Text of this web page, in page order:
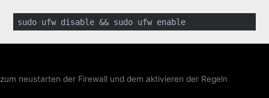
sudo ufw disable && sudo ufw enable
zum neustarten der Firewall und dem aktivieren der Regeln